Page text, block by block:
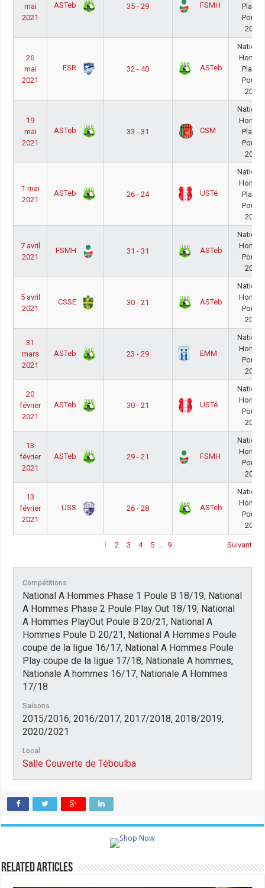
mai
2021
ASTeb 35 - 29 FSMH
Poule
20/21
26
mai
2021
ESR 32 - 40 ASTeb
Poule
20/21
19
mai
2021
ASTeb 33 - 31 CSM
Poule
20/21
1 mai
2021
ASTeb 26 - 24 USTé
Poule
20/21
7 avril
2021
FSMH 31 - 31 ASTeb
Poule
20/21
5 avril
2021
CSSE 30 - 21 ASTeb
Poule
20/21
31
mars
2021
ASTeb 23 - 29 EMM
Poule
20/21
20
février
2021
ASTeb 30 - 21 USTé
Poule
20/21
13
février
2021
ASTeb 29 - 21 FSMH
Poule
20/21
13
février
2021
USS 26 - 28 ASTeb
Poule
20/21
1 2 3 4 5 9 Suivant
Compétitions
National A Hommes Phase 1 Poule B 18/19, National
A Hommes Phase 2 Poule Play Out 18/19, National
A Hommes PlayOut Poule B 20/21, National A
Hommes Poule D 20/21, National A Hommes Poule
coupe de la ligue 16/17, National A Hommes Poule
Play coupe de la ligue 17/18, Nationale A hommes,
Nationale A hommes 16/17, Nationale A Hommes
17/18
Saisons
2015/2016, 2016/2017, 2017/2018, 2018/2019,
2020/2021
Local
Salle Couverte de Téboulba
Related Articles